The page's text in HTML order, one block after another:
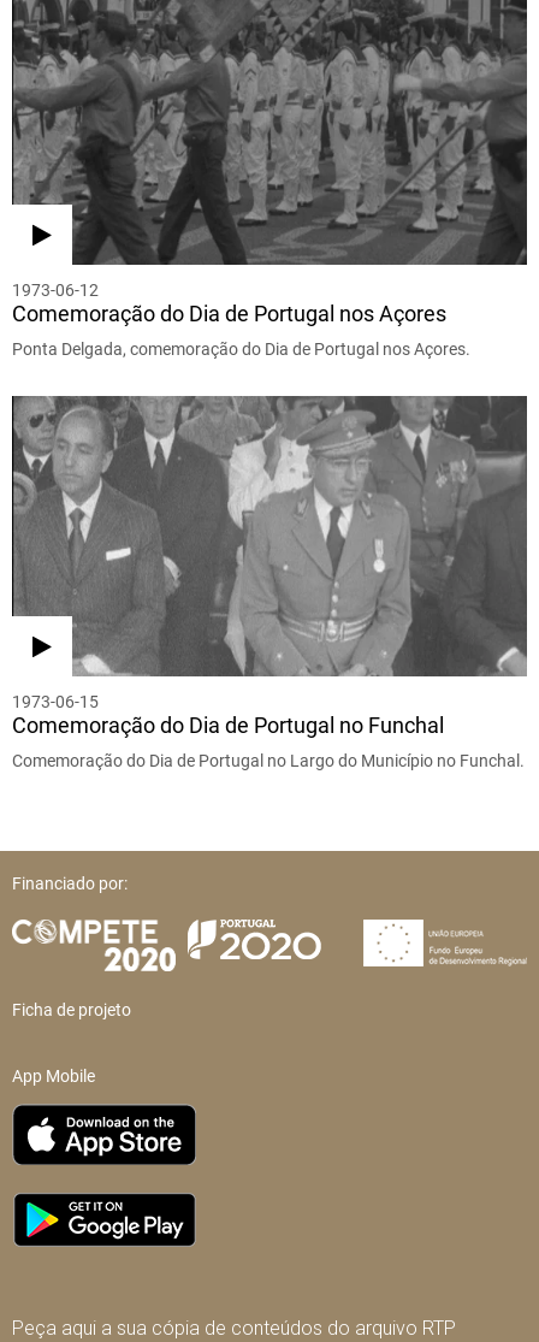
1973-06-12
Comemoração do Dia de Portugal nos Açores
Ponta Delgada, comemoração do Dia de Portugal nos Açores.
1973-06-15
Comemoração do Dia de Portugal no Funchal
Comemoração do Dia de Portugal no Largo do Município no Funchal.
Financiado por:
Ficha de projeto
App Mobile
Peça aqui a sua cópia de conteúdos do arquivo RTP